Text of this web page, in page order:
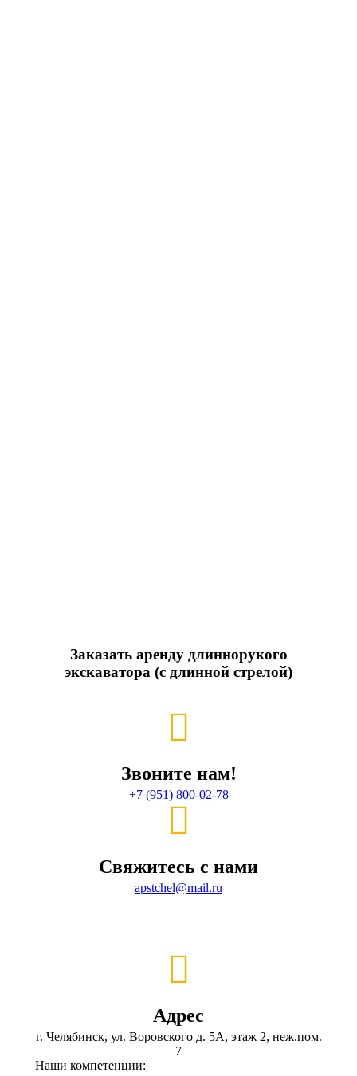
Заказать аренду длиннорукого
экскаватора (с длинной стрелой)
Звоните нам!
+7 (951) 800-02-78
Свяжитесь с нами
apstchel@mail.ru
Адрес
г. Челябинск, ул. Воровского д. 5А, этаж 2, неж.пом.
7
Наши компетенции: